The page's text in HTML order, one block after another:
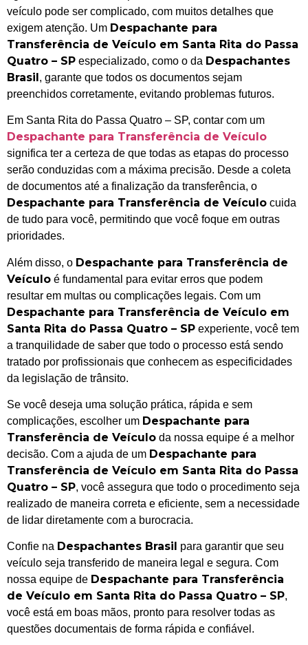
veículo pode ser complicado, com muitos detalhes que
exigem atenção. Um Despachante para
Transferência de Veículo em Santa Rita do Passa
Quatro – SP especializado, como o da Despachantes
Brasil, garante que todos os documentos sejam
preenchidos corretamente, evitando problemas futuros.
Em Santa Rita do Passa Quatro – SP, contar com um
Despachante para Transferência de Veículo
significa ter a certeza de que todas as etapas do processo
serão conduzidas com a máxima precisão. Desde a coleta
de documentos até a finalização da transferência, o
Despachante para Transferência de Veículo cuida
de tudo para você, permitindo que você foque em outras
prioridades.
Além disso, o Despachante para Transferência de
Veículo é fundamental para evitar erros que podem
resultar em multas ou complicações legais. Com um
Despachante para Transferência de Veículo em
Santa Rita do Passa Quatro – SP experiente, você tem
a tranquilidade de saber que todo o processo está sendo
tratado por profissionais que conhecem as especificidades
da legislação de trânsito.
Se você deseja uma solução prática, rápida e sem
complicações, escolher um Despachante para
Transferência de Veículo da nossa equipe é a melhor
decisão. Com a ajuda de um Despachante para
Transferência de Veículo em Santa Rita do Passa
Quatro – SP, você assegura que todo o procedimento seja
realizado de maneira correta e eficiente, sem a necessidade
de lidar diretamente com a burocracia.
Confie na Despachantes Brasil
para garantir que seu
veículo seja transferido de maneira legal e segura. Com
nossa equipe de Despachante para Transferência
de Veículo em Santa Rita do Passa Quatro – SP,
você está em boas mãos, pronto para resolver todas as
questões documentais de forma rápida e confiável.